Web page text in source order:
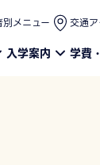
へ
メニュー 交通
入学案内 学費